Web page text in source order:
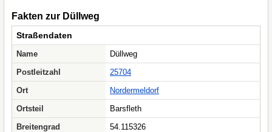
Fakten zur Düllweg
Straßendaten
Name
Düllweg
Postleitzahl
25704
Ort
Nordermeldorf
Ortsteil
Barsfleth
Breitengrad
54.115326